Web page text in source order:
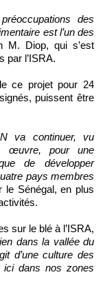
des
est l’un des
M. Diop, qui s’est
par l’ISRA.
ce projet pour 24
puissent être
va continuer, vu
œuvre, pour une
de développer
pays membres
le Sénégal, en plus
sur le blé à l’ISRA,
dans la vallée du
d’une culture des
ici dans nos zones